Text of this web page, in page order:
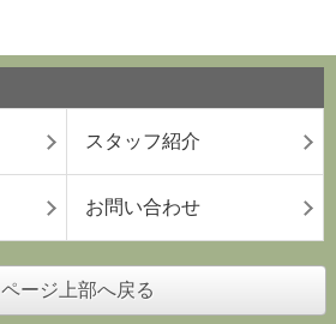
スタッフ紹介
お問い合わせ
ページ上部へ戻る